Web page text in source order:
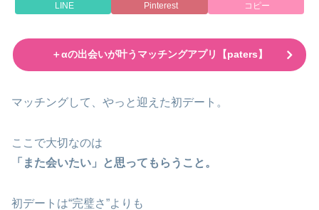
LINE Pinterest コピー
＋αの出会いが叶うマッチングアプリ【paters】
マッチングして、やっと迎えた初デート。
ここで大切なのは
「また会いたい」と思ってもらうこと。
初デートは“完璧さ”よりも